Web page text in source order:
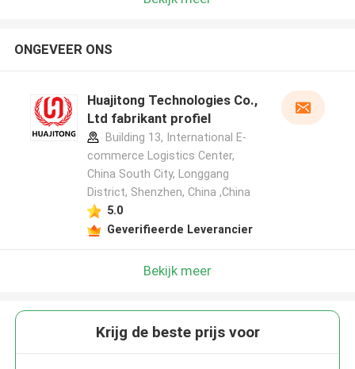
ONGEVEER ONS
Huajitong Technologies Co.,
Ltd fabrikant profiel
Building 13, International E-
commerce Logistics Center,
China South City, Longgang
District, Shenzhen, China ,China
5.0
Geverifieerde Leverancier
Bekijk meer
Krijg de beste prijs voor